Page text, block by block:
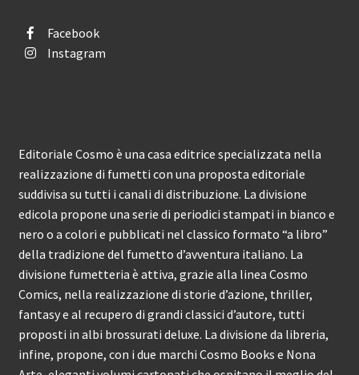
Facebook
Instagram
Editoriale Cosmo è una casa editrice specializzata nella
realizzazione di fumetti con una proposta editoriale
suddivisa su tutti i canali di distribuzione. La divisione
edicola propone una serie di periodici stampati in bianco e
nero o a colori e pubblicati nel classico formato “a libro”
della tradizione del fumetto d’avventura italiano. La
divisione fumetteria è attiva, grazie alla linea Cosmo
Comics, nella realizzazione di storie d’azione, thriller,
fantasy e al recupero di grandi classici d’autore, tutti
proposti in albi brossurati deluxe. La divisione da libreria,
infine, propone, con i due marchi Cosmo Books e Nona